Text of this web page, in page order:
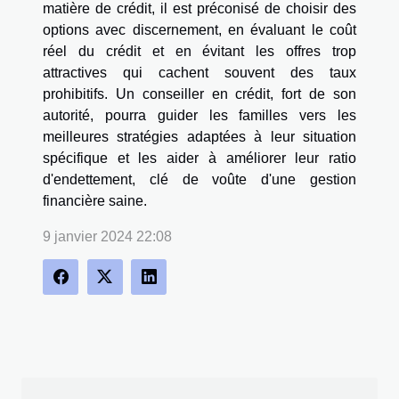
matière de crédit, il est préconisé de choisir des
options avec discernement, en évaluant le coût
réel du crédit et en évitant les offres trop
attractives qui cachent souvent des taux
prohibitifs. Un conseiller en crédit, fort de son
autorité, pourra guider les familles vers les
meilleures stratégies adaptées à leur situation
spécifique et les aider à améliorer leur ratio
d'endettement, clé de voûte d'une gestion
financière saine.
9 janvier 2024 22:08